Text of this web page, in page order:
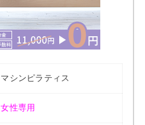
マシンピラティス
女性専用